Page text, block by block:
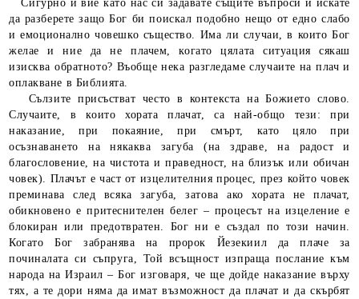
Сигурно и вие като нас си задавате същите въпроси и искате
да разберете защо Бог би поискал подобно нещо от едно слабо
и емоционално човешко същество. Има ли случаи, в които Бог
желае и ние да не плачем, когато цялата ситуация сякаш
изисква обратното? Въобще нека разгледаме случаите на плач и
оплакване в Библията.
Сълзите присъстват често в контекста на Божието слово.
Случаите, в които хората плачат, са най-общо тези: при
наказание, при покаяние, при смърт, като цяло при
осъзнаването на някаква загуба (на здраве, на радост и
благословение, на чистота и праведност, на близък или обичан
човек). Плачът е част от изцелителния процес, през който човек
преминава след всяка загуба, затова ако хората не плачат,
обикновено е притеснителен белег – процесът на изцеление е
блокиран или предотвратен. Бог ни е създал по този начин.
Когато Бог забранява на пророк Йезекиил да плаче за
починалата си съпруга, Той всъщност изпраща послание към
народа на Израил – Бог изговаря, че ще дойде наказание върху
тях, а те дори няма да имат възможност да плачат и да скърбят